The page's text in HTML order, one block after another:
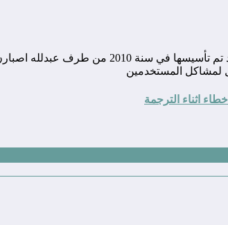
مدونة تقنية يوجد مقرها في
لمشاكل المستخدمين
اثناء الترجمة